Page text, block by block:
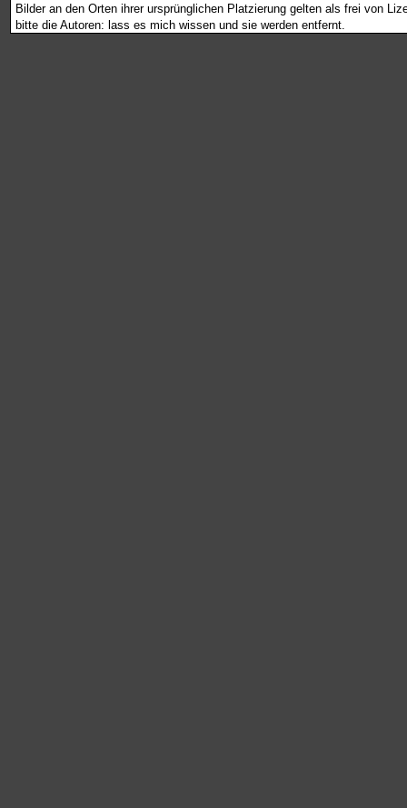
Bilder an den Orten ihrer ursprünglichen Platzierung gelten als frei von
bitte die Autoren: lass es mich wissen und sie werden entfernt.